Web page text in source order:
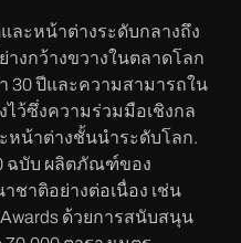
ละหน้าต่างระดับกลางถึง
างกว้างขวางในตลาดโลก
30 ปีและความสามารถใน
ไว้ซึ่งความร่วมมือเชิงกล
หน้าต่างชั้นนำระดับโลก.
ฉบับ ผลิตภัณฑ์ของ
ชาติอย่างต่อเนื่อง เช่น
Awards ด้วยการสนับสนุน